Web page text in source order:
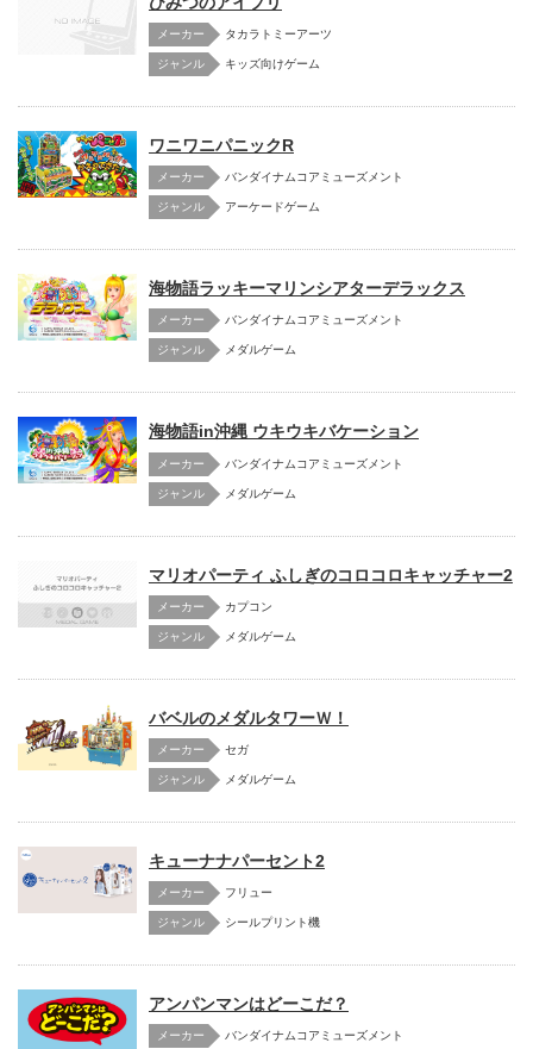
メーカー タカラトミーアーツ
キッズ向けゲーム
ワニワニパニックR
メーカー バンダイナムコアミューズメント
アーケードゲーム
海物語ラッキーマリンシアターデラックス
メーカー バンダイナムコアミューズメント
メダルゲーム
海物語in沖縄 ウキウキバケーション
メーカー バンダイナムコアミューズメント
メダルゲーム
マリオパーティ ふしぎのコロコロキャッチャー2
メーカー カプコン
メダルゲーム
バベルのメダルタワーＷ！
メーカー セガ
メダルゲーム
キューナナパーセント2
メーカー フリュー
シールプリント機
アンパンマンはどーこだ？
メーカー バンダイナムコアミューズメント